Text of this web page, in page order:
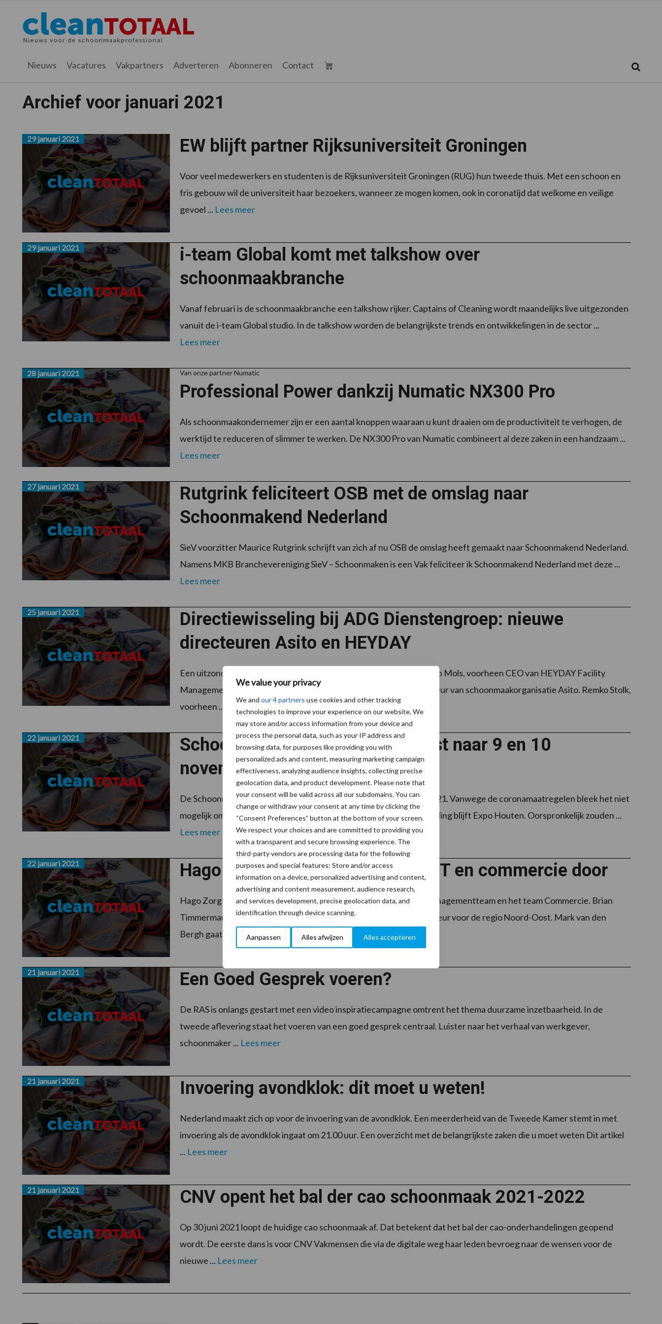
We value your privacy
We and our 4 partners use cookies and other tracking
technologies to improve your experience on our website. We
may store and/or access information from your device and
process the personal data, such as your IP address and
browsing data, for purposes like providing you with
personalized ads and content, measuring marketing campaign
effectiveness, analyzing audience insights, collecting precise
geolocation data, and product development. Please note that
your consent will be valid across all our subdomains. You can
change or withdraw your consent at any time by clicking the
“Consent Preferences” button at the bottom of your screen.
We respect your choices and are committed to providing you
with a transparent and secure browsing experience. The
third-party vendors are processing data for the following
purposes and special features: Store and/or access
information on a device, personalized advertising and content,
advertising and content measurement, audience research,
and services development, precise geolocation data, and
identification through device scanning.
Aanpassen Alles afwijzen Alles accepteren
hoofdnavigatie
hoofd
inhoud
voettekst
Cleantotaal.nl
Het
laatste
voor
professionele
Nieuws Vacatures Vakpartners Adverteren Abonneren Contact
Archief voor januari 2021
EW blijft partner Rijksuniversiteit Groningen
29 januari 2021
Voor veel medewerkers en studenten is de Rijksuniversiteit Groningen (RUG) hun tweede thuis. Met een schoon en
fris gebouw wil de universiteit haar bezoekers, wanneer ze mogen komen, ook in coronatijd dat welkome en veilige
gevoel ... Lees meer
i-team Global komt met talkshow over
schoonmaakbranche
29 januari 2021
Vanaf februari is de schoonmaakbranche een talkshow rijker. Captains of Cleaning wordt maandelijks live uitgezonden
vanuit de i-team Global studio. In de talkshow worden de belangrijkste trends en ontwikkelingen in de sector ...
Lees meer
Van onze partner Numatic
Professional Power dankzij Numatic NX300 Pro
28 januari 2021
Als schoonmaakondernemer zijn er een aantal knoppen waaraan u kunt draaien om de productiviteit te verhogen, de
werktijd te reduceren of slimmer te werken. De NX300 Pro van Numatic combineert al deze zaken in een handzaam ...
Lees meer
Rutgrink feliciteert OSB met de omslag naar
Schoonmakend Nederland
27 januari 2021
SieV voorzitter Maurice Rutgrink schrijft van zich af nu OSB de omslag heeft gemaakt naar Schoonmakend Nederland.
Namens MKB Branchevereniging SieV – Schoonmaken is een Vak feliciteer ik Schoonmakend Nederland met deze ...
Lees meer
Directiewisseling bij ADG Dienstengroep: nieuwe
directeuren Asito en HEYDAY
25 januari 2021
Een uitzonderlijke directiewisseling binnen ADG dienstengroep. Bob Mols, voorheen CEO van HEYDAY Facility
Management, is per 1 februari 2021 benoemd tot Algemeen Directeur van schoonmaakorganisatie Asito. Remko Stolk,
voorheen ...
Schoonmaak Vakdagen verplaatst naar 9 en 10
november 2021
22 januari 2021
De Schoonmaak Vakdagen zijn verplaatst naar 9 en 10 november 2021. Vanwege de coronamaatregelen bleek het niet
mogelijk om de beurs in april door te laten gaan. De plaats van handeling blijft Expo Houten. Oorspronkelijk zouden ...
Lees meer
Hago Zorg voert wijzigingen in MT en commercie door
22 januari 2021
Hago Zorg heeft verschillende wijzigingen doorgevoerd in haar Managementteam en het team Commercie. Brian
Timmerman is per 25 januari 2021 benoemd tot Operationeel directeur voor de regio Noord-Oost. Mark van den
Bergh gaat zijn ...
Lees meer
Een Goed Gesprek voeren?
21 januari 2021
De RAS is onlangs gestart met een video inspiratiecampagne omtrent het thema duurzame inzetbaarheid. In de
tweede aflevering staat het voeren van een goed gesprek centraal. Luister naar het verhaal van werkgever,
schoonmaker ... Lees meer
Invoering avondklok: dit moet u weten!
21 januari 2021
Nederland maakt zich op voor de invoering van de avondklok. Een meerderheid van de Tweede Kamer stemt in met
invoering als de avondklok ingaat om 21.00 uur. Een overzicht met de belangrijkste zaken die u moet weten Dit artikel
... Lees meer
CNV opent het bal der cao schoonmaak 2021-2022
21 januari 2021
Op 30 juni 2021 loopt de huidige cao schoonmaak af. Dat betekent dat het bal der cao-onderhandelingen geopend
wordt. De eerste dans is voor CNV Vakmensen die via de digitale weg haar leden bevroeg naar de wensen voor de
nieuwe ... Lees meer